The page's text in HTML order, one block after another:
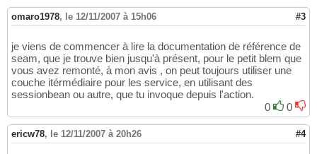
omaro1978, le 12/11/2007 à 15h06 #3
je viens de commencer à lire la documentation de référence de
seam, que je trouve bien jusqu'à présent, pour le petit blem que
vous avez remonté, à mon avis , on peut toujours utiliser une
couche itérmédiaire pour les service, en utilisant des
sessionbean ou autre, que tu invoque depuis l'action.
0
0
ericw78, le 12/11/2007 à 20h26 #4